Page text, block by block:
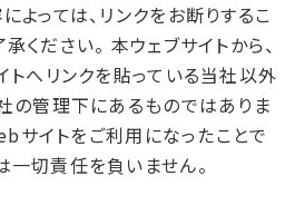
よっては、リンクをお断りするこ
ください。 本ウェブサイトから、
トへリンクを貼っている当社以外
の管理下にあるものではありま
サイトをご利用になったことで
切責任を負いません。